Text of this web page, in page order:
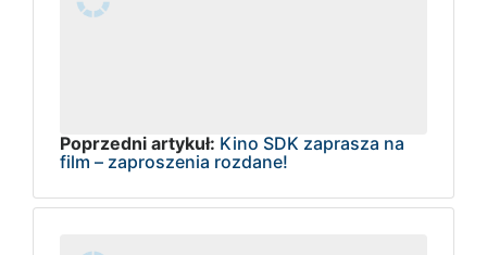
Poprzedni artykuł: Kino SDK zaprasza na
film – zaproszenia rozdane!